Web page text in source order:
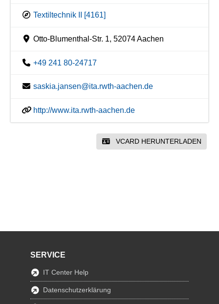
Textiltechnik II [4161]
Otto-Blumenthal-Str. 1, 52074 Aachen
+49 241 80-24717
saskia.jansen@ita.rwth-aachen.de
http://www.ita.rwth-aachen.de
VCARD HERUNTERLADEN
SERVICE
IT Center Help
Datenschutzerklärung